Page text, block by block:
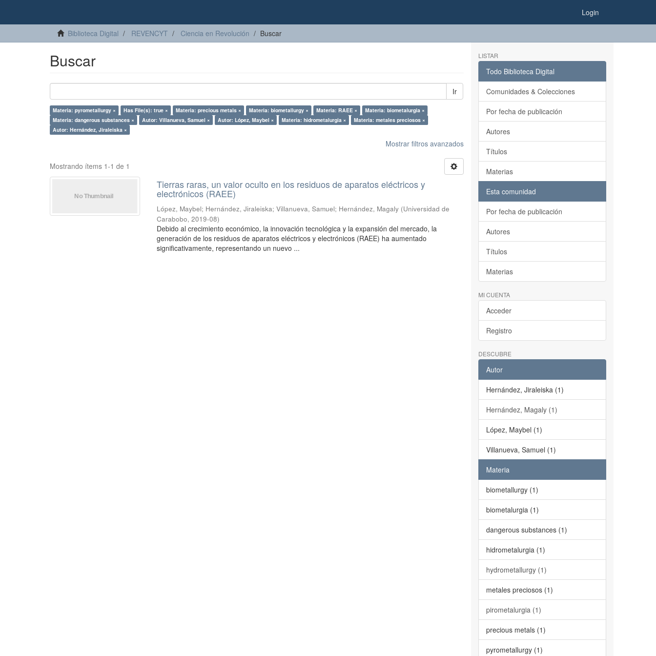
Login
Biblioteca Digital REVENCYT Ciencia en Revolución Buscar
Buscar
Ir
Materia: pyrometallurgy × Has File(s): true × Materia: precious metals × Materia: biometallurgy × Materia: RAEE ×
Materia: biometalurgia ×
Materia: dangerous substances ×
Autor: Villanueva, Samuel × Autor: López, Maybel × Materia: hidrometalurgia ×
Materia: metales preciosos ×
Autor: Hernández, Jiraleiska ×
Mostrar filtros avanzados
Mostrando ítems 1-1 de 1
Tierras raras, un valor oculto en los residuos de aparatos eléctricos y
electrónicos (RAEE)
López, Maybel; Hernández, Jiraleiska;Villanueva, Samuel; Hernández, Magaly (Universidad de
Carabobo,2019-08)
Debido al crecimiento económico, la innovación tecnológica y la expansión del mercado, la
generación de los residuos de aparatos eléctricos y electrónicos (RAEE) ha aumentado
significativamente, representando un nuevo ...
LISTAR
Todo Biblioteca Digital
Comunidades & Colecciones
Por fecha de publicación
Autores
Títulos
Materias
Esta comunidad
Por fecha de publicación
Autores
Títulos
Materias
MI CUENTA
Acceder
Registro
DESCUBRE
Autor
Hernández, Jiraleiska (1)
Hernández, Magaly (1)
López, Maybel (1)
Villanueva, Samuel (1)
Materia
biometallurgy (1)
biometalurgia (1)
dangerous substances (1)
hidrometalurgia (1)
hydrometallurgy (1)
metales preciosos (1)
pirometalurgia (1)
precious metals (1)
pyrometallurgy (1)